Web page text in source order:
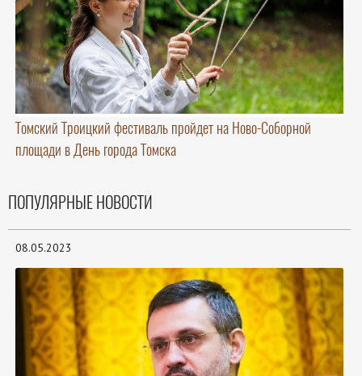
Томский Троицкий фестиваль пройдет на Ново-Соборной
площади в День города Томска
ПОПУЛЯРНЫЕ НОВОСТИ
08.05.2023